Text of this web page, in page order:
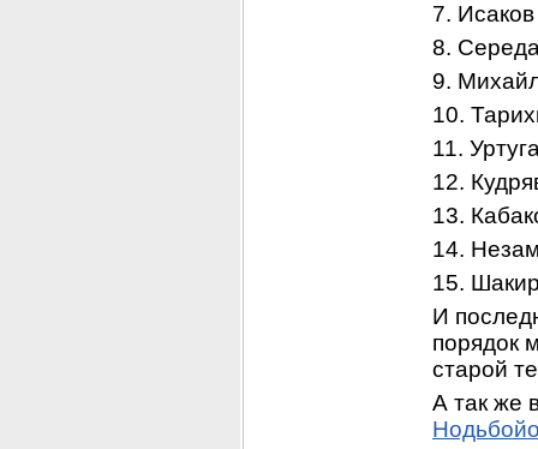
7.
8.
9.
10.
11.
12.
13.
14.
15.
И
порядок
старой
А так же